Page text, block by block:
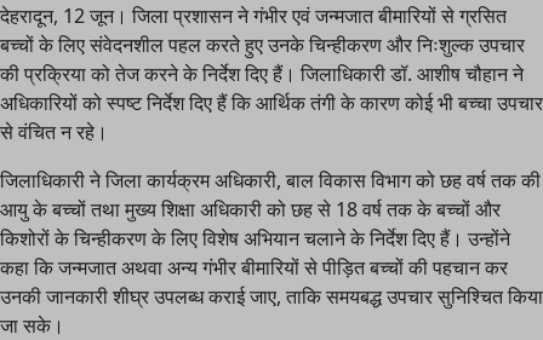
देहरादून, 12 जून। जिला प्रशासन ने गंभीर एवं जन्मजात बीमारियों से ग्रसित
बच्चों के लिए संवेदनशील पहल करते हुए उनके चिन्हीकरण और निःशुल्क उपचार
की प्रक्रिया को तेज करने के निर्देश दिए हैं। जिलाधिकारी डॉ. आशीष चौहान ने
अधिकारियों को स्पष्ट निर्देश दिए हैं कि आर्थिक तंगी के कारण कोई भी बच्चा उपचार
से वंचित न रहे।
जिलाधिकारी ने जिला कार्यक्रम अधिकारी, बाल विकास विभाग को छह वर्ष तक की
आयु के बच्चों तथा मुख्य शिक्षा अधिकारी को छह से 18 वर्ष तक के बच्चों और
किशोरों के चिन्हीकरण के लिए विशेष अभियान चलाने के निर्देश दिए हैं। उन्होंने
कहा कि जन्मजात अथवा अन्य गंभीर बीमारियों से पीड़ित बच्चों की पहचान कर
उनकी जानकारी शीघ्र उपलब्ध कराई जाए, ताकि समयबद्ध उपचार सुनिश्चित किया
जा सके।